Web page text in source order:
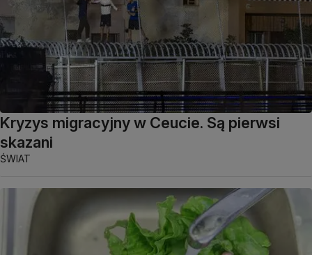
Kryzys migracyjny w Ceucie. Są pierwsi
skazani
ŚWIAT